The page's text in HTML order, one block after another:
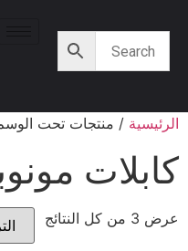
الرئيسية/ منتجات تحت الوسم
كابلات
عرض ⁦3⁩ من كل النتائج